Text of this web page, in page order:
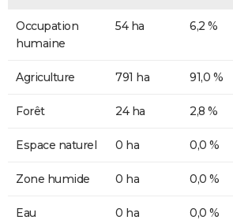
Occupation
humaine
54 ha 6,2 %
Agriculture 791 ha 91,0 %
Forêt 24 ha 2,8 %
Espace naturel 0 ha 0,0 %
Zone humide 0 ha 0,0 %
Eau 0 ha 0,0 %